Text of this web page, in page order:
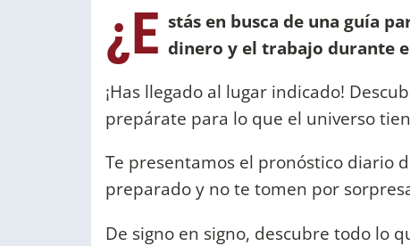
¿E stás en busca de una guía
dinero y el trabajo durante
¡Has llegado al lugar indicado!
prepárate para lo que el universo
Te presentamos el pronóstico diario
preparado y no te tomen por
De signo en signo, descubre todo lo